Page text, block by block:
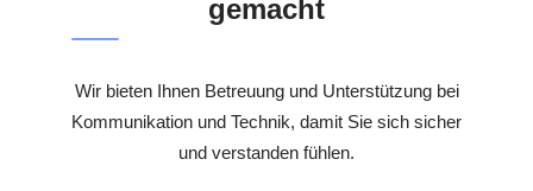
gemacht
Wir bieten Ihnen Betreuung und Unterstützung bei
Kommunikation und Technik, damit Sie sich sicher
und verstanden fühlen.